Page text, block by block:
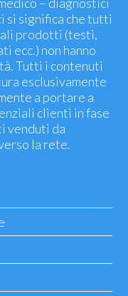
si significa che tutti
prodotti (testi,
ecc.) non hanno
Tutti i contenuti
esclusivamente
a portare a
clienti in fase
venduti da
la rete.